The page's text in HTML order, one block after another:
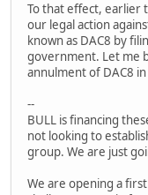
To that effect, earlier
our legal action
known as DAC8 by
government. Let me
annulment of DAC8 in
--
BULL is financing
not looking to
group. We are just
We are opening a